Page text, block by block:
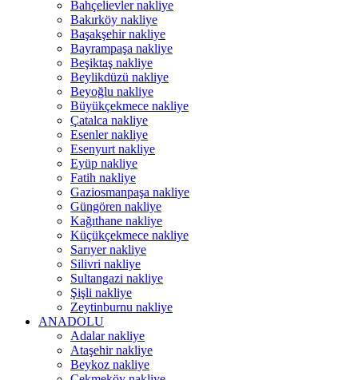
Bahçelievler nakliye
Bakırköy nakliye
Başakşehir nakliye
Bayrampaşa nakliye
Beşiktaş nakliye
Beylikdüzü nakliye
Beyoğlu nakliye
Büyükçekmece nakliye
Çatalca nakliye
Esenler nakliye
Esenyurt nakliye
Eyüp nakliye
Fatih nakliye
Gaziosmanpaşa nakliye
Güngören nakliye
Kağıthane nakliye
Küçükçekmece nakliye
Sarıyer nakliye
Silivri nakliye
Sultangazi nakliye
Şişli nakliye
Zeytinburnu nakliye
ANADOLU
Adalar nakliye
Ataşehir nakliye
Beykoz nakliye